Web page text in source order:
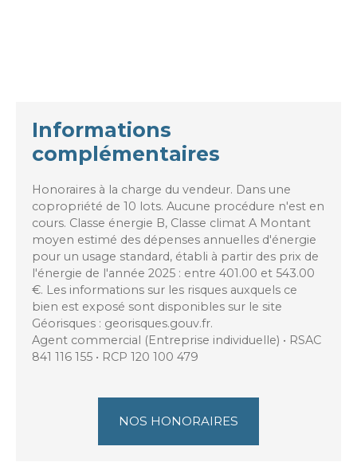
Informations
complémentaires
Honoraires à la charge du vendeur. Dans une
copropriété de 10 lots. Aucune procédure n'est en
cours. Classe énergie B, Classe climat A Montant
moyen estimé des dépenses annuelles d'énergie
pour un usage standard, établi à partir des prix de
l'énergie de l'année 2025 : entre 401.00 et 543.00
€. Les informations sur les risques auxquels ce
bien est exposé sont disponibles sur le site
Géorisques : georisques.gouv.fr.
Agent commercial (Entreprise individuelle) • RSAC
841 116 155 • RCP 120 100 479
NOS HONORAIRES